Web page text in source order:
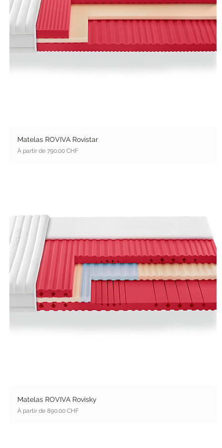
Matelas ROVIVA Rovistar
À partir de790.00 CHF
Prix promotionnel
Matelas ROVIVA Rovisky
À partir de890.00 CHF
Prix promotionnel